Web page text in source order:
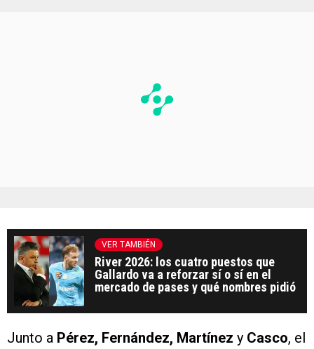
VER TAMBIÉN
River 2026: los cuatro puestos que
Gallardo va a reforzar sí o sí en el
mercado de pases y qué nombres pidió
Junto a Pérez, Fernández, Martínez y Casco, el